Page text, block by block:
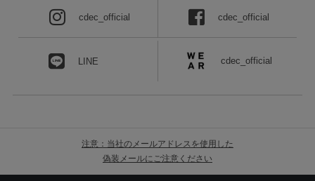
cdec_official cdec_official
LINE cdec_official
注意：当社のメールアドレスを使用した
偽装メールにご注意ください